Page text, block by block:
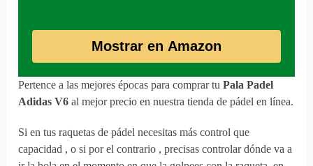
Mostrar en Amazon
Pertence a las mejores épocas para comprar tuPala Padel
Adidas V6 al mejor precio en nuestra tienda de pádel en línea.
Si en tus raquetas de pádel necesitas más control que
capacidad , o si por el contrario , precisas controlar dónde va a